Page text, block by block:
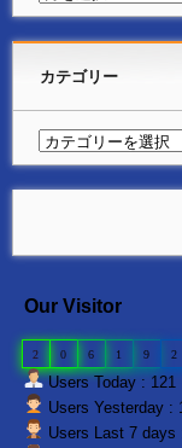
カテゴリー
Our Visitor
2 0 6 1 9 2
Users Today : 121
Users Yesterday :
Users Last 7 days